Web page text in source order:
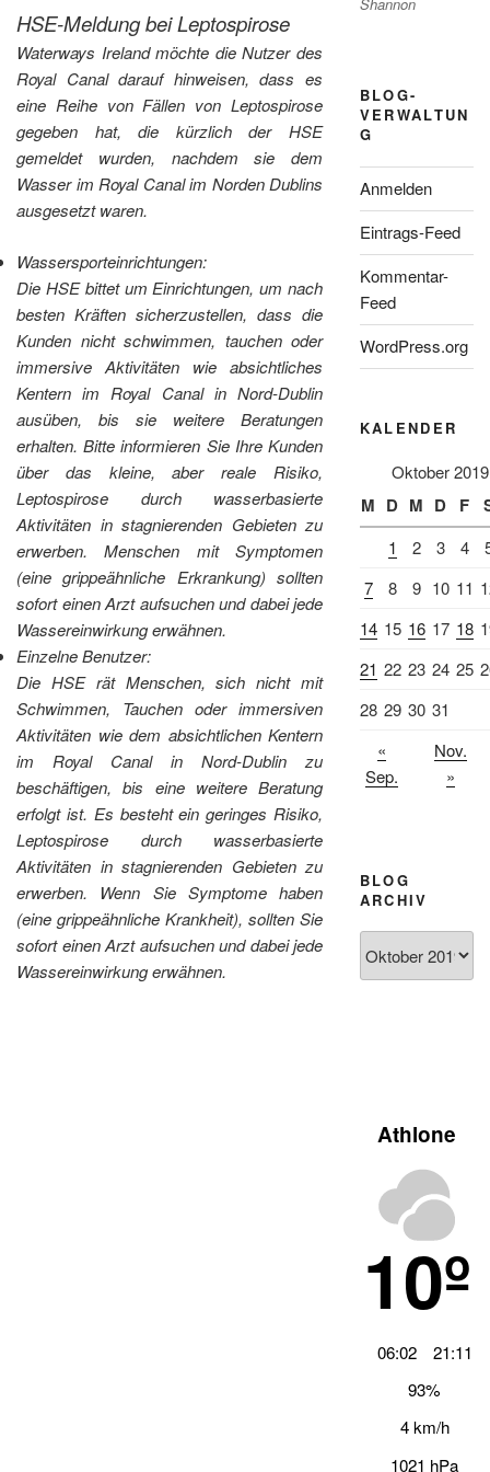
HSE-Meldung bei Leptospirose
Waterways Ireland möchte die Nutzer des
Royal Canal darauf hinweisen, dass es
eine Reihe von Fällen von Leptospirose
gegeben hat, die kürzlich der HSE
gemeldet wurden, nachdem sie dem
Wasser im Royal Canal im Norden Dublins
ausgesetzt waren.
Wassersporteinrichtungen:
Die HSE bittet um Einrichtungen, um nach
besten Kräften sicherzustellen, dass die
Kunden nicht schwimmen, tauchen oder
immersive Aktivitäten wie absichtliches
Kentern im Royal Canal in Nord-Dublin
ausüben, bis sie weitere Beratungen
erhalten. Bitte informieren Sie Ihre Kunden
über das kleine, aber reale Risiko,
Leptospirose durch wasserbasierte
Aktivitäten in stagnierenden Gebieten zu
erwerben. Menschen mit Symptomen
(eine grippeähnliche Erkrankung) sollten
sofort einen Arzt aufsuchen und dabei jede
Wassereinwirkung erwähnen.
Einzelne Benutzer:
Die HSE rät Menschen, sich nicht mit
Schwimmen, Tauchen oder immersiven
Aktivitäten wie dem absichtlichen Kentern
im Royal Canal in Nord-Dublin zu
beschäftigen, bis eine weitere Beratung
erfolgt ist. Es besteht ein geringes Risiko,
Leptospirose durch wasserbasierte
Aktivitäten in stagnierenden Gebieten zu
erwerben. Wenn Sie Symptome haben
(eine grippeähnliche Krankheit), sollten Sie
sofort einen Arzt aufsuchen und dabei jede
Wassereinwirkung erwähnen.
BLOG-
VERWALTUN
G
Anmelden
Eintrags-Feed
Kommentar-
Feed
WordPress.org
KALENDER
Oktober 2019
M D M D F
1 2 3 4
7
8 9 10 11
14 15 16 17 18
21 22 23 24 25
28 29 30 31
«
Sep.
Nov.
»
BLOG
ARCHIV
Archiv
Athlone
10º
06:02
21:11
93%
4 km/h
1021 hPa